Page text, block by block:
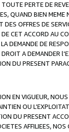
PERTE DE
QUAND BIEN
OFFRES DE
CET ACCORD AU
DEMANDE DE
A DEMANDER
DU PRESENT
EN VIGUEUR,
OU
DU PRESENT
AFFILIEES,